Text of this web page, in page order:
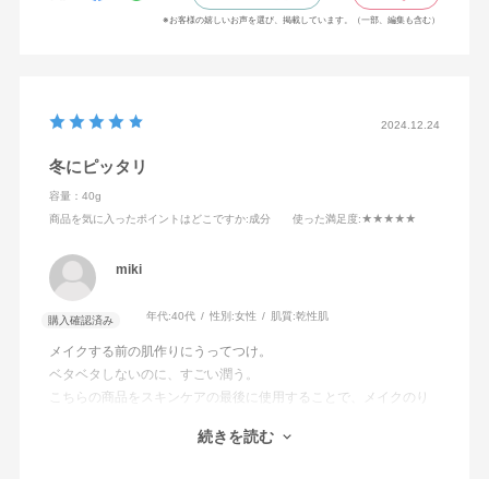
※お客様の嬉しいお声を選び、掲載しています。（一部、編集も含む）
2024.12.24
冬にピッタリ
容量：40g
商品を気に入ったポイントはどこですか:成分 使った満足度:★★★★★
miki
購入確認済み 年代:40代 性別:女性 肌質:乾性肌
メイクする前の肌作りにうってつけ。
ベタベタしないのに、すごい潤う。
こちらの商品をスキンケアの最後に使用することで、メイクのり
潤っても、ベタベタしていたら、メイクが寄れる原因になるの
続きを読む